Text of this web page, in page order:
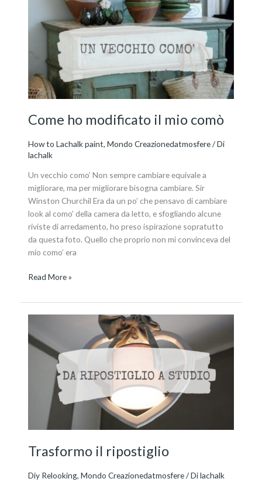
Come ho modificato il mio comò
How to Lachalk paint,Mondo Creazionedatmosfere/ Di
lachalk
Un vecchio como’ Non sempre cambiare equivale a
migliorare, ma per migliorare bisogna cambiare. Sir
Winston Churchil Era da un po’ che pensavo di cambiare
look al como’ della camera da letto, e sfogliando alcune
riviste di arredamento, ho preso ispirazione sopratutto
da questa foto. Quello che proprio non mi convinceva del
mio como’ era
modificato
il
comò
Read More »
Trasformo il ripostiglio
Diy Relooking,Mondo Creazionedatmosfere/ Dilachalk
il
ripostiglio